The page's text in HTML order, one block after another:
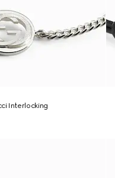
Interlocking